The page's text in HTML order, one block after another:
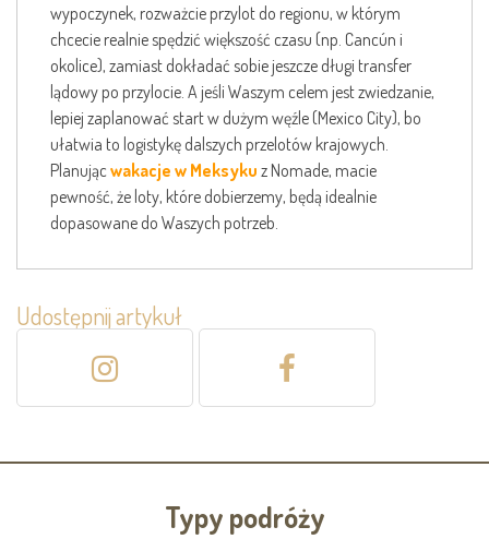
wypoczynek, rozważcie przylot do regionu, w którym
chcecie realnie spędzić większość czasu (np. Cancún i
okolice), zamiast dokładać sobie jeszcze długi transfer
lądowy po przylocie. A jeśli Waszym celem jest zwiedzanie,
lepiej zaplanować start w dużym węźle (Mexico City), bo
ułatwia to logistykę dalszych przelotów krajowych.
Planującwakacje w Meksyku z Nomade, macie
pewność, że loty, które dobierzemy, będą idealnie
dopasowane do Waszych potrzeb.
Udostępnij artykuł
Typy podróży